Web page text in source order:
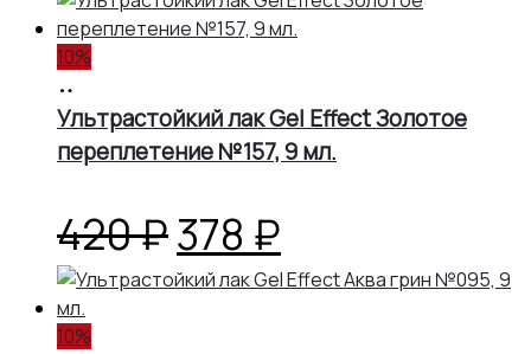
10%
корзину
Ультрастойкий лак Gel Effect Золотое
переплетение №157, 9 мл.
420₽Первоначальная
цена
378 ₽
цена:
10%